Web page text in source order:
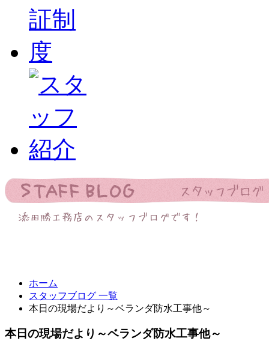
ホーム
スタッフブログ 一覧
本日の現場だより～ベランダ防水工事他～
本日の現場だより～ベランダ防水工事他～